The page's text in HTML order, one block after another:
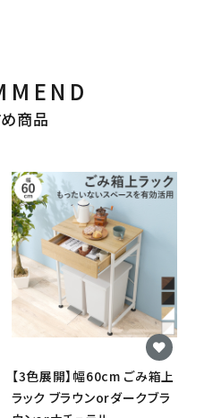
商品
【3色展開】幅60cm ごみ箱上
ラック ブラウンorダークブラ